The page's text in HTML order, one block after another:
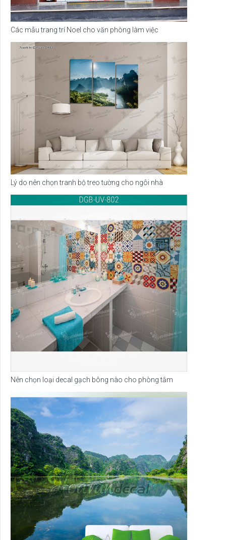
Các mẫu trang trí Noel cho văn phòng làm việc
Lý do nên chọn tranh bộ treo tường cho ngôi nhà
Nên chọn loại decal gạch bông nào cho phòng tắm